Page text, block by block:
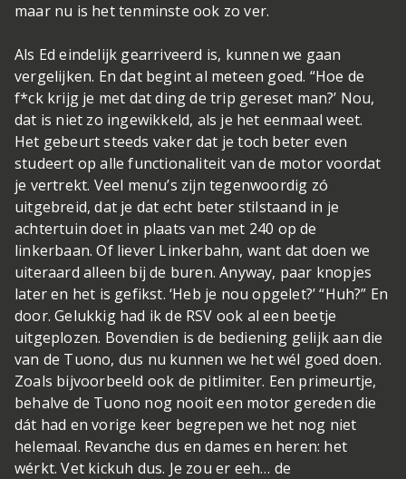
maar nu is het tenminste ook zo ver.
Als Ed eindelijk gearriveerd is, kunnen we gaan
vergelijken. En dat begint al meteen goed. “Hoe de
f*ck krijg je met dat ding de trip gereset man?’ Nou,
dat is niet zo ingewikkeld, als je het eenmaal weet.
Het gebeurt steeds vaker dat je toch beter even
studeert op alle functionaliteit van de motor voordat
je vertrekt. Veel menu’s zijn tegenwoordig zó
uitgebreid, dat je dat echt beter stilstaand in je
achtertuin doet in plaats van met 240 op de
linkerbaan. Of liever Linkerbahn, want dat doen we
uiteraard alleen bij de buren. Anyway, paar knopjes
later en het is gefikst. ‘Heb je nou opgelet?’ “Huh?” En
door. Gelukkig had ik de RSV ook al een beetje
uitgeplozen. Bovendien is de bediening gelijk aan die
van de Tuono, dus nu kunnen we het wél goed doen.
Zoals bijvoorbeeld ook de pitlimiter. Een primeurtje,
behalve de Tuono nog nooit een motor gereden die
dát had en vorige keer begrepen we het nog niet
helemaal. Revanche dus en dames en heren: het
wérkt. Vet kickuh dus. Je zou er eeh… de